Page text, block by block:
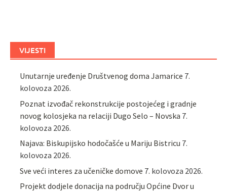
VIJESTI
Unutarnje uređenje Društvenog doma Jamarice 7.
kolovoza 2026.
Poznat izvođač rekonstrukcije postojećeg i gradnje
novog kolosjeka na relaciji Dugo Selo – Novska 7.
kolovoza 2026.
Najava: Biskupijsko hodočašće u Mariju Bistricu 7.
kolovoza 2026.
Sve veći interes za učeničke domove 7. kolovoza 2026.
Projekt dodjele donacija na području Općine Dvor u